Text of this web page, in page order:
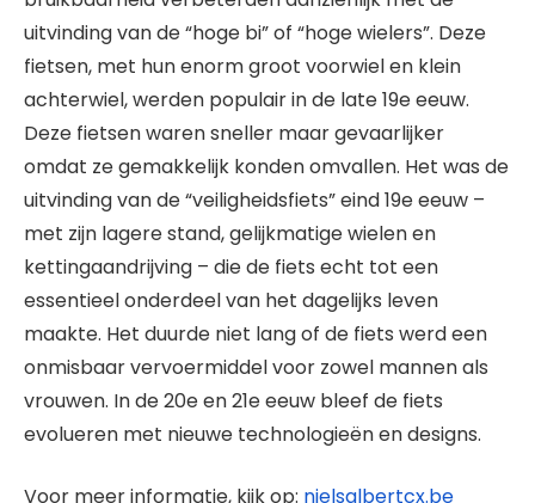
uitvinding van de “hoge bi” of “hoge wielers”. Deze
fietsen, met hun enorm groot voorwiel en klein
achterwiel, werden populair in de late 19e eeuw.
Deze fietsen waren sneller maar gevaarlijker
omdat ze gemakkelijk konden omvallen. Het was de
uitvinding van de “veiligheidsfiets” eind 19e eeuw –
met zijn lagere stand, gelijkmatige wielen en
kettingaandrijving – die de fiets echt tot een
essentieel onderdeel van het dagelijks leven
maakte. Het duurde niet lang of de fiets werd een
onmisbaar vervoermiddel voor zowel mannen als
vrouwen. In de 20e en 21e eeuw bleef de fiets
evolueren met nieuwe technologieën en designs.
Voor meer informatie, kijk op: nielsalbertcx.be